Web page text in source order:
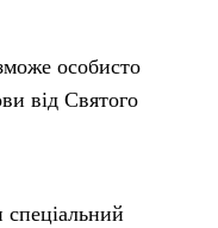
особисто
від Святого